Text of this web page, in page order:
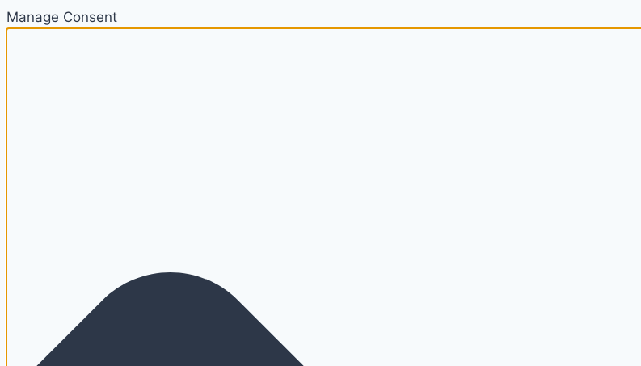
Manage Consent